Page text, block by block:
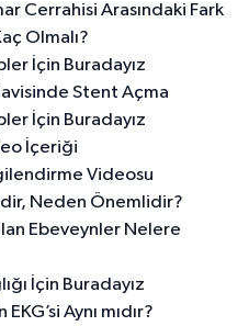
Cerrahisi Arasındaki Fark
Olmalı?
İçin Buradayız
Stent Açma
İçin Buradayız
İçeriği
Videosu
Neden Önemlidir?
Ebeveynler Nelere
İçin Buradayız
Aynı mıdır?